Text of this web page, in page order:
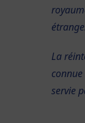
La
servie